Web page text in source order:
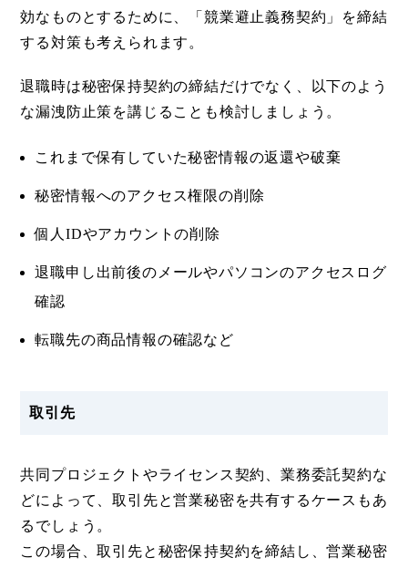
効なものとするために、「競業避止義務契約」を締結
する対策も考えられます。
退職時は秘密保持契約の締結だけでなく、以下のよう
な漏洩防止策を講じることも検討しましょう。
これまで保有していた秘密情報の返還や破棄
秘密情報へのアクセス権限の削除
個人IDやアカウントの削除
退職申し出前後のメールやパソコンのアクセスログ
確認
転職先の商品情報の確認など
取引先
共同プロジェクトやライセンス契約、業務委託契約な
どによって、取引先と営業秘密を共有するケースもあ
るでしょう。
この場合、取引先と秘密保持契約を締結し、営業秘密